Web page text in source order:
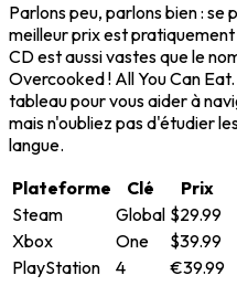
Parlons peu, parlons bien : se
meilleur prix est
CD est aussi vastes que le
Overcooked ! All You Can
tableau pour vous aider à
mais n'oubliez pas d'étudier
langue.
Plateforme
Clé
Prix
Steam
Global $29.99
Xbox
One
$39.99
PlayStation
4
€39.99